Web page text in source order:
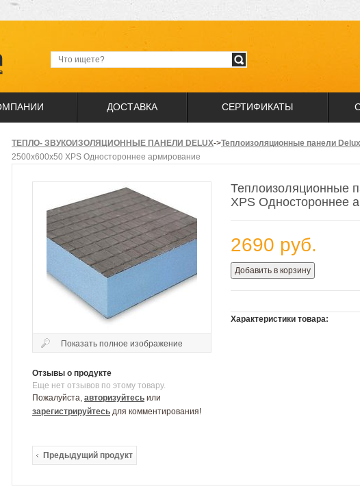
ДОСТАВКА СЕРТИФИКАТЫ
ТЕПЛО- ЗВУКОИЗОЛЯЦИОННЫЕ ПАНЕЛИ DELUX->Теплоизоляционные панели Delux
2500х600х50 XPS Одностороннее армирование
Показать полное изображение
Отзывы о продукте
Еще нет отзывов по этому товару.
Пожалуйста, авторизуйтесь или
зарегистрируйтесь для комментирования!
Теплоизоляционные
XPS Одностороннее
2690 руб.
Добавить в корзину
Характеристики товара:
Предыдущий продукт